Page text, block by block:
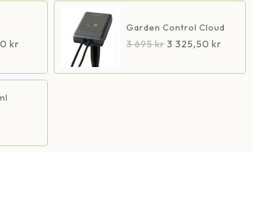
kr
Garden Control Cloud
3 695kr 3 325,50 kr